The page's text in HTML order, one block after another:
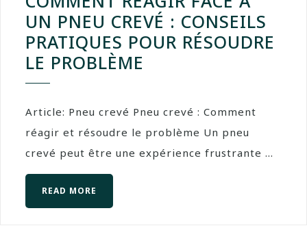
UN PNEU CREVÉ : CONSEILS
PRATIQUES POUR RÉSOUDRE
LE PROBLÈME
Article: Pneu crevé Pneu crevé : Comment
réagir et résoudre le problème Un pneu
crevé peut être une expérience frustrante ...
READ MORE